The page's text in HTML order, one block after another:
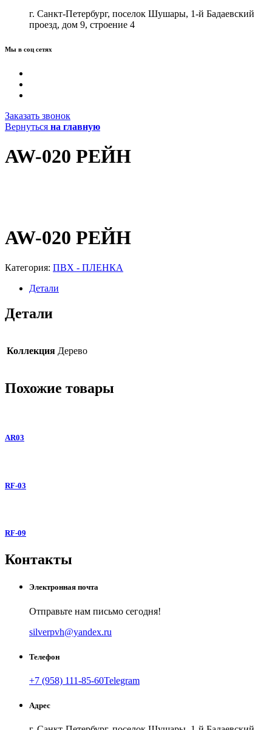
г. Санкт-Петербург, поселок Шушары, 1-й Бадаевский
проезд, дом 9, строение 4
Мы в соц сетях
Заказать звонок
Вернуться на главную
AW-020 РЕЙН
AW-020 РЕЙН
Категория: ПВХ - ПЛЕНКА
Детали
Детали
Коллекция Дерево
Похожие товары
AR03
RF-03
RF-09
Контакты
Электронная почта
Отправьте нам письмо сегодня!
silverpvh@yandex.ru
Телефон
+7 (958) 111-85-60Telegram
Адрес